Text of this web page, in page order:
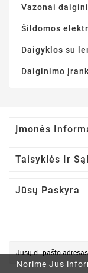
Norime Jus
Vazonai
Šildomos
Daigyklos su
Daiginimo
Įmonės
Taisyklės Ir
Jūsų Paskyra